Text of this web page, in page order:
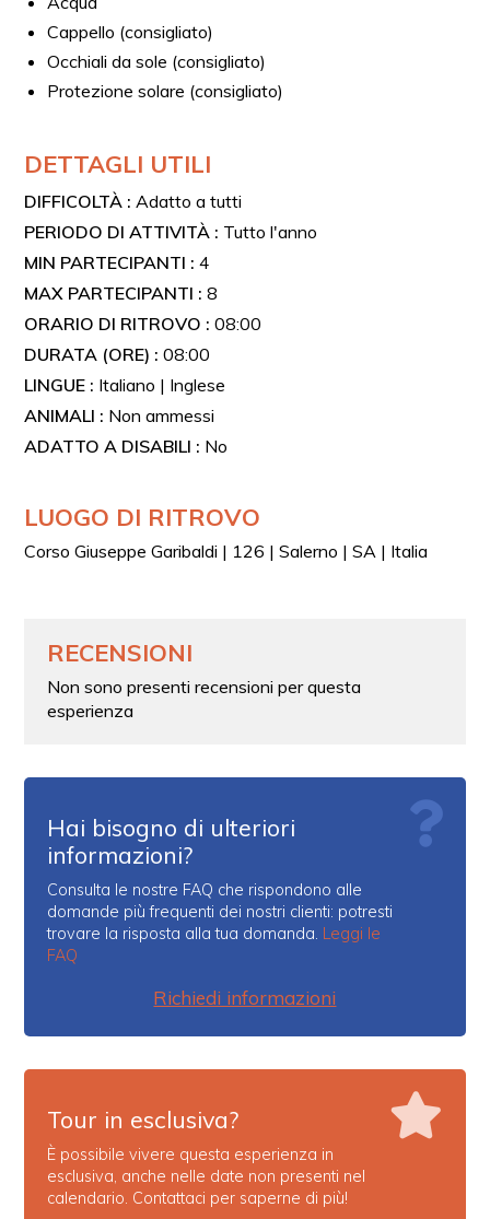
Cappello (consigliato)
Occhiali da sole (consigliato)
Protezione solare (consigliato)
DETTAGLI UTILI
DIFFICOLTÀ : Adatto a tutti
PERIODO DI ATTIVITÀ : Tutto l'anno
MIN PARTECIPANTI :4
MAX PARTECIPANTI :8
ORARIO DI RITROVO :08:00
DURATA (ORE) :08:00
LINGUE : Italiano | Inglese
ANIMALI : Non ammessi
ADATTO A DISABILI : No
LUOGO DI RITROVO
Corso Giuseppe Garibaldi | 126 | Salerno | SA | Italia
RECENSIONI
Non sono presenti recensioni per questa
esperienza
Hai bisogno di ulteriori
informazioni?
Consulta le nostre FAQ che rispondono alle
domande più frequenti dei nostri clienti: potresti
trovare la risposta alla tua domanda. Leggi le
FAQ
Richiedi informazioni
Tour in esclusiva?
È possibile vivere questa esperienza in
esclusiva, anche nelle date non presenti nel
calendario. Contattaci per saperne di più!